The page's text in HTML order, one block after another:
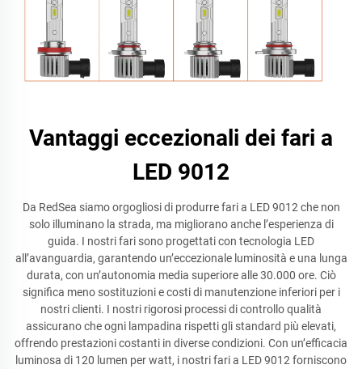
Vantaggi eccezionali dei fari a
LED 9012
Da RedSea siamo orgogliosi di produrre fari a LED 9012 che non
solo illuminano la strada, ma migliorano anche l’esperienza di
guida. I nostri fari sono progettati con tecnologia LED
all’avanguardia, garantendo un’eccezionale luminosità e una lunga
durata, con un’autonomia media superiore alle 30.000 ore. Ciò
significa meno sostituzioni e costi di manutenzione inferiori per i
nostri clienti. I nostri rigorosi processi di controllo qualità
assicurano che ogni lampadina rispetti gli standard più elevati,
offrendo prestazioni costanti in diverse condizioni. Con un’efficacia
luminosa di 120 lumen per watt, i nostri fari a LED 9012 forniscono